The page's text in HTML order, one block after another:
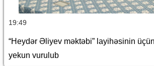
19:49
“Heydər Əliyev məktəbi” layihəsinin
yekun vurulub